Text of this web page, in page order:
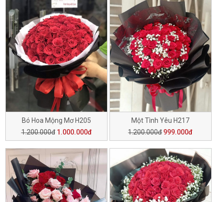
Bó Hoa Mộng Mơ H205
1.200.000đ 1.000.000đ
Một Tình Yêu H217
1.200.000đ 999.000đ